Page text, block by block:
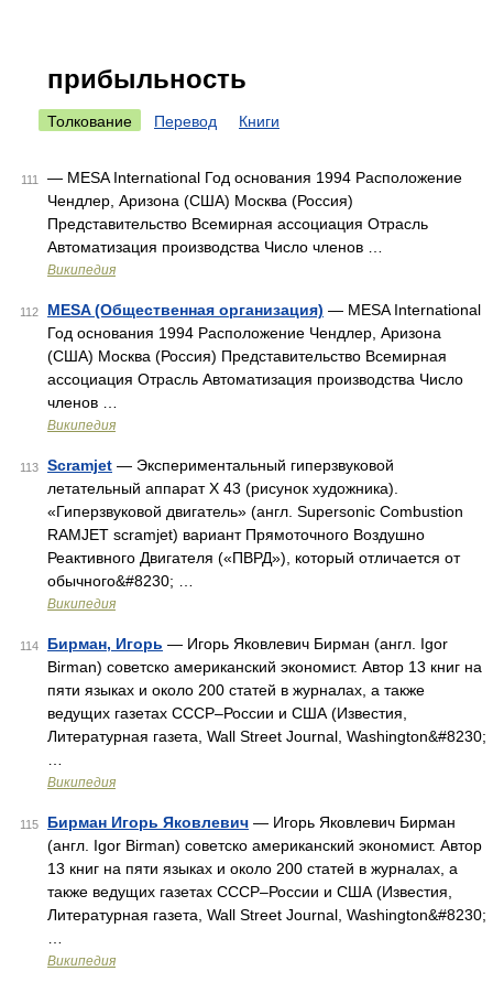
прибыльность
Толкование Перевод Книги
111
— MESA International Год основания 1994 Расположение
Чендлер, Аризона (США) Москва (Россия)
Представительство Всемирная ассоциация Отрасль
Автоматизация производства Число членов …
Википедия
112 MESA (Общественная организация) — MESA International
Год основания 1994 Расположение Чендлер, Аризона
(США) Москва (Россия) Представительство Всемирная
ассоциация Отрасль Автоматизация производства Число
членов …
Википедия
113 Scramjet — Экспериментальный гиперзвуковой
летательный аппарат X 43 (рисунок художника).
«Гиперзвуковой двигатель» (англ. Supersonic Combustion
RAMJET scramjet) вариант Прямоточного Воздушно
Реактивного Двигателя («ПВРД»), который отличается от
обычного&#8230; …
Википедия
114 Бирман, Игорь — Игорь Яковлевич Бирман (англ. Igor
Birman) советско американский экономист. Автор 13 книг на
пяти языках и около 200 статей в журналах, а также
ведущих газетах СССР–России и США (Известия,
Литературная газета, Wall Street Journal, Washington&#8230;
Википедия
115 Бирман Игорь Яковлевич — Игорь Яковлевич Бирман
(англ. Igor Birman) советско американский экономист. Автор
13 книг на пяти языках и около 200 статей в журналах, а
также ведущих газетах СССР–России и США (Известия,
Литературная газета, Wall Street Journal, Washington&#8230;
Википедия